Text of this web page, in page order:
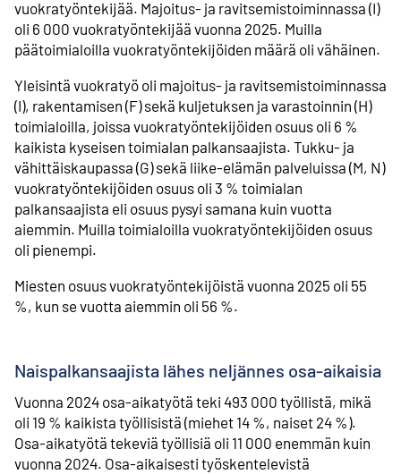
vuokratyöntekijää. Majoitus- ja ravitsemistoiminnassa (I)
oli 6 000 vuokratyöntekijää vuonna 2025. Muilla
päätoimialoilla vuokratyöntekijöiden määrä oli vähäinen.
Yleisintä vuokratyö oli majoitus- ja ravitsemistoiminnassa
(I), rakentamisen (F) sekä kuljetuksen ja varastoinnin (H)
toimialoilla, joissa vuokratyöntekijöiden osuus oli 6 %
kaikista kyseisen toimialan palkansaajista. Tukku- ja
vähittäiskaupassa (G) sekä liike-elämän palveluissa (M, N)
vuokratyöntekijöiden osuus oli 3 % toimialan
palkansaajista eli osuus pysyi samana kuin vuotta
aiemmin. Muilla toimialoilla vuokratyöntekijöiden osuus
oli pienempi.
Miesten osuus vuokratyöntekijöistä vuonna 2025 oli 55
%, kun se vuotta aiemmin oli 56 %.
Naispalkansaajista lähes neljännes osa-aikaisia
Vuonna 2024 osa-aikatyötä teki 493 000 työllistä, mikä
oli 19 % kaikista työllisistä (miehet 14 %, naiset 24 %).
Osa-aikatyötä tekeviä työllisiä oli 11 000 enemmän kuin
vuonna 2024. Osa-aikaisesti työskentelevistä